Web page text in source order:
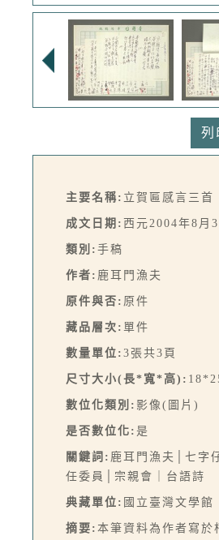
列
主要名稱: 立賀匾感言三首
成文日期: 西元2004年8月3
類別: 手稿
作者: 鹿耳門漁夫
原件與否: 原件
藏品層次: 單件
數量單位: 3張共3頁
尺寸大小(長*寬*高):
數位化類別: 影像(圖片)
是否數位化: 是
關鍵詞: 鹿耳門漁夫│七字
任委員│宗親會｜台語詩
典藏單位: 國立臺灣文學館
摘要: 本筆資料為作者寫於